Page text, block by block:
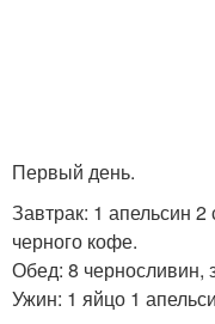
Первый день.
Завтрак: 1 апельсин
черного кофе.
Обед: 8 черносливин,
Ужин: 1 яйцо 1